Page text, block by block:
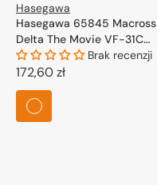
Hasegawa
Hasegawa 65845 Macross
Delta The Movie VF-31C
Siegfried Makina Nakajima
Color 1/72
Brak recenzji
Cena
regularna
172,60 zł